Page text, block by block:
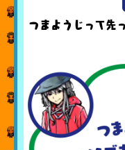
つまようじって先